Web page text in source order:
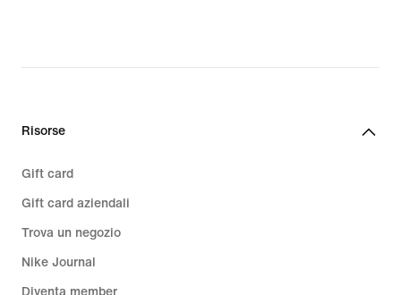
Risorse
Gift card
Gift card aziendali
Trova un negozio
Nike Journal
Diventa member